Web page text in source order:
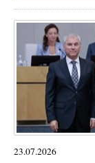
23.07.2026